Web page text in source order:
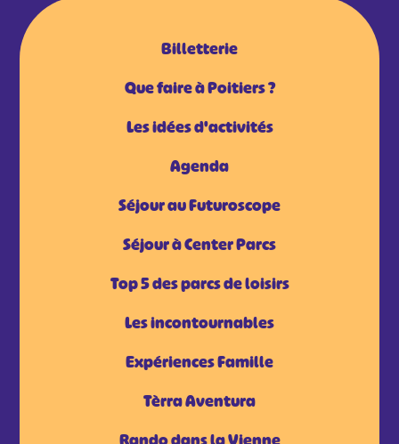
Billetterie
Que faire à Poitiers ?
Les idées d'activités
Agenda
Séjour au Futuroscope
Séjour à Center Parcs
Top 5 des parcs de loisirs
Les incontournables
Expériences Famille
Tèrra Aventura